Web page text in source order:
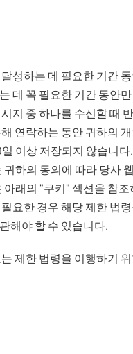
성하는 데 필요한 기간
데 꼭 필요한 기간 동안
지 중 하나를 수신할 때
연락하는 동안 귀하의
이상 저장되지 않습니다.
하의 동의에 따라 당사
래의 "쿠키" 섹션을 참
요한 경우 해당 제한 법
해야 할 수 있습니다.
제한 법령을 이행하기